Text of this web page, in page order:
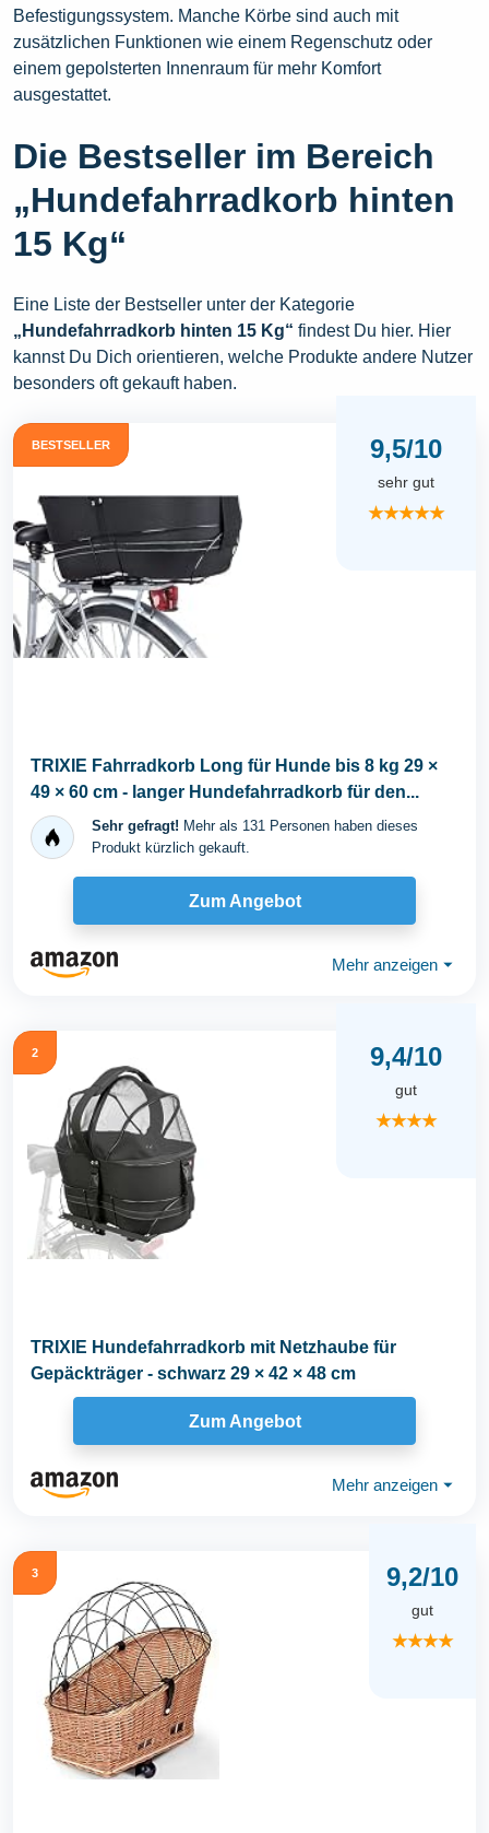
Befestigungssystem. Manche Körbe sind auch mit
zusätzlichen Funktionen wie einem Regenschutz oder
einem gepolsterten Innenraum für mehr Komfort
ausgestattet.
Die Bestseller im Bereich
„Hundefahrradkorb hinten
15 Kg“
Eine Liste der Bestseller unter der Kategorie
„Hundefahrradkorb hinten 15 Kg“ findest Du hier. Hier
kannst Du Dich orientieren, welche Produkte andere Nutzer
besonders oft gekauft haben.
BESTSELLER 9,5/10
sehr gut
★★★★★
TRIXIE Fahrradkorb Long für Hunde bis 8 kg 29 ×
49 × 60 cm - langer Hundefahrradkorb für den...
Sehr gefragt! Mehr als 131 Personen haben dieses
Produkt kürzlich gekauft.
Zum Angebot
Mehr anzeigen ⏷
2 9,4/10
gut
★★★★
TRIXIE Hundefahrradkorb mit Netzhaube für
Gepäckträger - schwarz 29 × 42 × 48 cm
Zum Angebot
Mehr anzeigen ⏷
3 9,2/10
gut
★★★★